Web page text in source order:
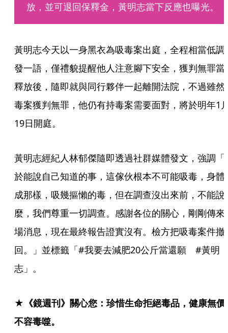
放，並可退回保釋金，黃明志當下反應也曝光。
黃明志今天以一身黑衣為吸毒案出庭，全程相當低調
發一語，僅禮貌提醒他人注意腳下安全，獲判無罪當
釋放後，隨即就與同行夥伴一起離開法院，不過雖然
毒案獲判無罪，他仍有持毒案需要面對，將於明年1
19日開庭。
黃明志經紀人林郁傑隨即透過社群媒體發文，強調「
於能說自己知道的事，這傢伙根本不可能吸毒，身體
成那樣，吸幾摳懶的毒，但在調查沒出來前，不能說
麼，我們尊重一切調查。感謝各位的關心，剛剛傳來
場消息，現在最終報告證實沒有。檢方把吸毒案件撤
回。」並標籤「#我要去減肥20公斤當還願　#黃明
志」。
★《鏡週刊》關心您：珍惜生命拒絕毒品，健康無價
不容毒噬。